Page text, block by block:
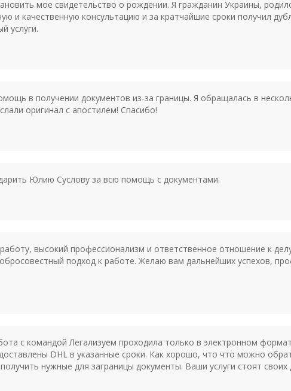
мое свидетельство о рождении. Я гражданин Украины,
и качественную консультацию и за кратчайшие сроки получил
услуги.
в получении документов из-за границы. Я обращалась в
оригинал с апостилем! Спасибо!
Юлию Суслову за всю помощь с документами.
высокий профессионализм и ответственное отношение к
подход к работе. Желаю вам дальнейших успехов,
с командой Легализуем проходила только в электронном
DHL в указанные сроки. Как хорошо, что что можно
нужные для заграницы документы. Ваши услуги стоят своих